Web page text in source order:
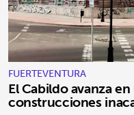
FUERTEVENTURA
El Cabildo avanza
construcciones